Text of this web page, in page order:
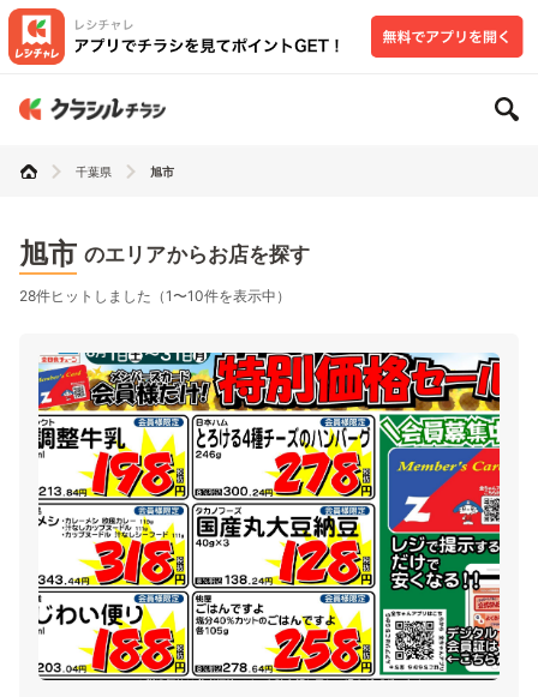
千葉県 旭市
旭市 のエリアからお店を探す
28件ヒットしました（1〜10件を表示中）